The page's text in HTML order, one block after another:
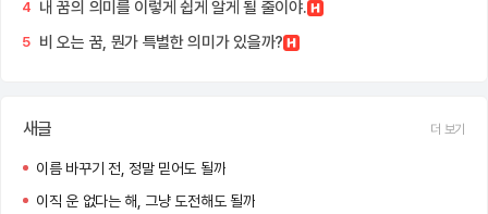
4 내 꿈의 의미를 이렇게 쉽게 알게 될 줄이야.
5 비 오는 꿈, 뭔가 특별한 의미가 있을까?
새글 더 보기
이름 바꾸기 전, 정말 믿어도 될까
이직 운 없다는 해, 그냥 도전해도 될까